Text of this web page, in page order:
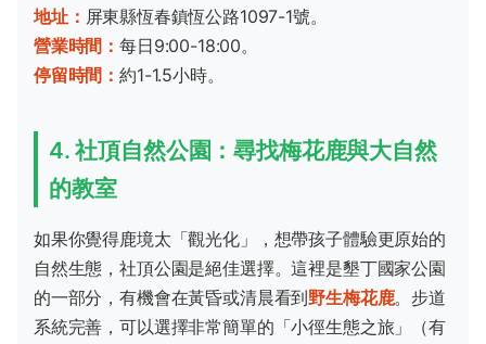
地址： 屏東縣恆春鎮恆公路1097-1號。
營業時間：每日9:00-18:00。
停留時間：約1-1.5小時。
4. 社頂自然公園：尋找梅花鹿與大自然
的教室
如果你覺得鹿境太「觀光化」，想帶孩子體驗更原始的
自然生態，社頂公園是絕佳選擇。這裡是墾丁國家公園
的一部分，有機會在黃昏或清晨看到野生梅花鹿。步道
系統完善，可以選擇非常簡單的「小徑生態之旅」（有